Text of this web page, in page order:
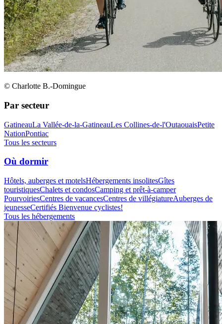
© Charlotte B.-Domingue
Par secteur
GatineauLa Vallée-de-la-GatineauLes Collines-de-l'OutaouaisPetite
NationPontiac
Tous les secteurs
Où dormir
Hôtels, auberges et motelsHébergements insolitesGîtes
touristiquesChalets et condosCamping et prêt-à-camper
PourvoiriesCentres de vacancesCentres de villégiatureAuberges de
jeunesseCertifiés Bienvenue cyclistes!
Tous les hébergements